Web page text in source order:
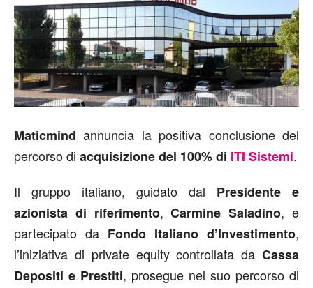
Maticmind annuncia la positiva conclusione del
percorso di acquisizione del 100% di ITI Sistemi.
Il gruppo italiano, guidato dal Presidente e
azionista di riferimento,Carmine Saladino, e
partecipato da Fondo Italiano d’Investimento,
l’iniziativa di private equity controllata da Cassa
Depositi e Prestiti, prosegue nel suo percorso di